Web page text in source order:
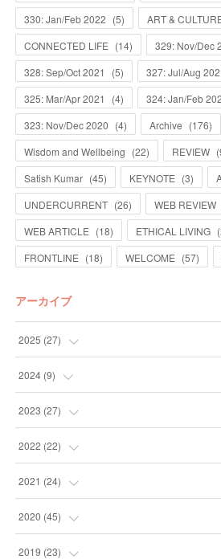
330: Jan/Feb 2022 (5) ART &
CONNECTED LIFE (14) 329: Nov/Dec
328: Sep/Oct 2021
(5) 327: Jul/Aug
325: Mar/Apr 2021
(4) 324: Jan/Feb
323: Nov/Dec 2020 (4) Archive (176)
Wisdom and Wellbeing (22) REVIEW (
Satish Kumar (45) KEYNOTE (3)
UNDERCURRENT (26) WEB REVIEW
WEB ARTICLE (18) ETHICAL LIVING (
FRONTLINE (18) WELCOME (57)
アーカイブ
2025 (27)
( 13)
(14 )
2024(9)
(4
(5
2023 (27)
(10 )
(9
(4
(4
2022 (22)
(4
(4
(7
2021 (24)
(10 )
(3
2020 (45)
(6
2019 (23)